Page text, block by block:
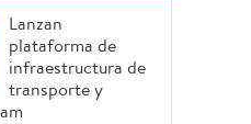
Lanzan
plataforma de
infraestructura de
transporte y